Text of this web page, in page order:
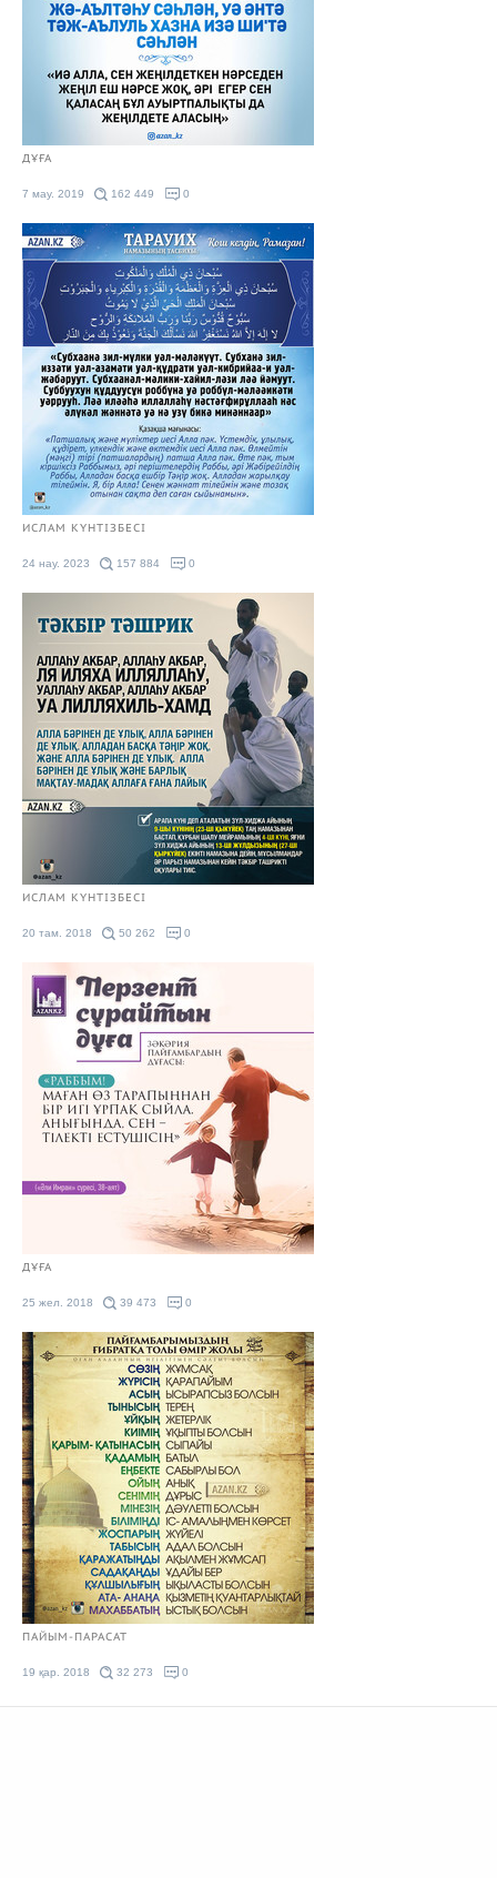
ДҰҒА
7 мау. 2019 162 449 0
ИСЛАМ КҮНТІЗБЕСІ
24 нау. 2023 157 884 0
ИСЛАМ КҮНТІЗБЕСІ
20 там. 2018 50 262 0
ДҰҒА
25 жел. 2018 39 473 0
ПАЙЫМ-ПАРАСАТ
19 қар. 2018 32 273 0